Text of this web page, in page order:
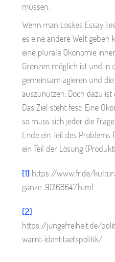
müssen.
Wenn man Loskes Essay
es eine andere Welt geben
eine plurale Ökonomie
Grenzen möglich ist und in
gemeinsam agieren und
auszunutzen. Doch dazu
Das Ziel steht fest: Eine
so muss sich jeder die
Ende ein Teil des
ein Teil der Lösung
[1] https://www.fr.de/
ganze-90168647.html
[2]
https://jungefreiheit.de/
warnt-identitaetspolitik/